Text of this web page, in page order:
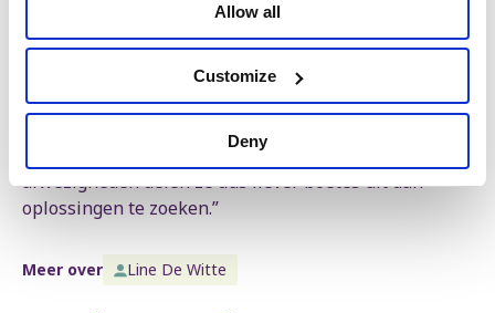
Allow all
Customize
Deny
gaat De Witte verder. “In plaats van een
maximumfactuur in te voeren, geven ze een boete als
je de schoolrekening niet kan betalen. In plaats van
gratis, gezonde, maaltijden op school te voorzien,
brooddoos. En ook in de aanpak tegen ongewettigde
afwezigheden delen ze dus liever boetes uit dan
oplossingen te zoeken.”
Meer over Line De Witte